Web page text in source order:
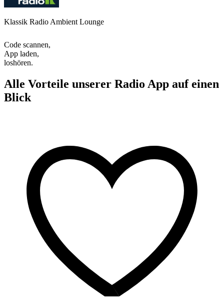
Klassik Radio Ambient Lounge
Code scannen,
App laden,
loshören.
Alle Vorteile unserer Radio App auf einen
Blick